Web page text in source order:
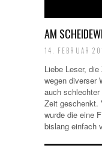
AM
14. FEBRUAR
Liebe Leser,
wegen diverser
auch
Zeit geschenkt.
wurde die eine
bislang einfach